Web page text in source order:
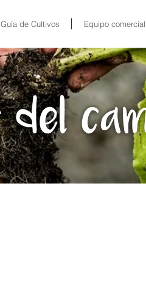
Guía de Cultivos Equipo comercial